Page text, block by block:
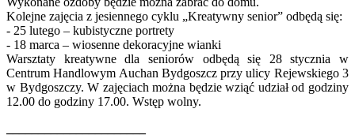
Kolejne zajęcia z jesiennego cyklu „Kreatywny senior” odbędą się:
- 25 lutego – kubistyczne portrety
- 18 marca – wiosenne dekoracyjne wianki
Warsztaty kreatywne dla seniorów odbędą się 28 stycznia w
Centrum Handlowym Auchan Bydgoszcz przy ulicy Rejewskiego 3
w Bydgoszczy. W zajęciach można będzie wziąć udział od godziny
12.00 do godziny 17.00. Wstęp wolny.